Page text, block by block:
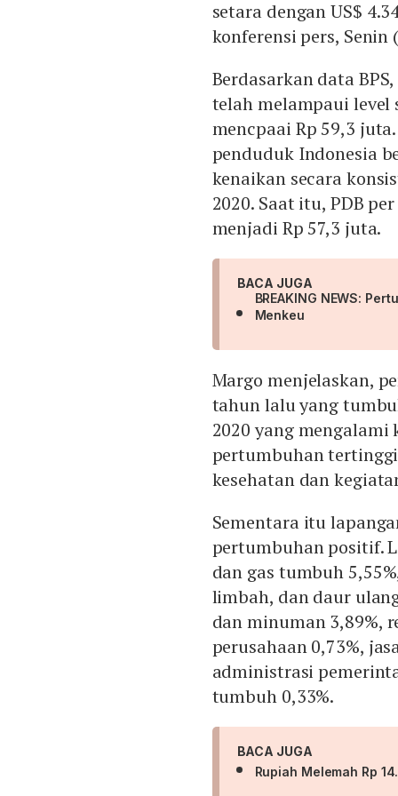
setara dengan US$
konferensi pers, Senin
Berdasarkan data
telah melampaui level
mencpaai Rp 59,3
penduduk Indonesia
kenaikan secara
2020. Saat itu, PDB
menjadi Rp 57,3 juta.
BACA JUGA
BREAKING NEWS:
Menkeu
Margo menjelaskan,
tahun lalu yang
2020 yang
pertumbuhan
kesehatan dan
Sementara itu
pertumbuhan positif.
dan gas tumbuh
limbah, dan daur
dan minuman 3,89%,
perusahaan 0,73%,
administrasi
tumbuh 0,33%.
BACA JUGA
Rupiah Melemah Rp